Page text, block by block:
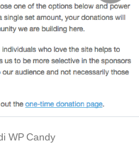
WP Candy